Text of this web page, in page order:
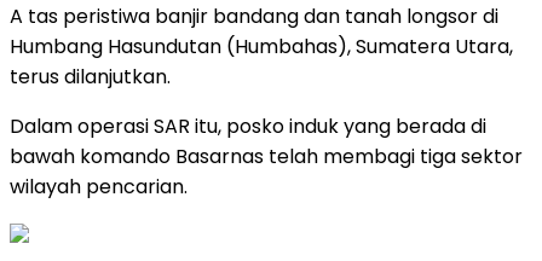
A tas peristiwa banjir bandang dan tanah longsor di
Humbang Hasundutan (Humbahas), Sumatera Utara,
terus dilanjutkan.
Dalam operasi SAR itu, posko induk yang berada di
bawah komando Basarnas telah membagi tiga sektor
wilayah pencarian.